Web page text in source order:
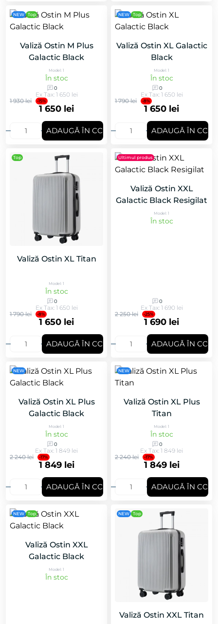
NEW Top
Valiză Ostin M Plus
Galactic Black
Model: 1
În stoc
0
Ex Tax: 1 650 lei
1 930 lei
-15%
1 650 lei
ADAUGǍ ÎN COȘ
NEW Top
Valiză Ostin XL Galactic
Black
Model: 1
În stoc
0
Ex Tax: 1 650 lei
1 790 lei
-8%
1 650 lei
ADAUGǍ ÎN COȘ
Top
Valiză Ostin XL Titan
Model: 1
În stoc
0
Ex Tax: 1 650 lei
1 790 lei
-8%
1 650 lei
ADAUGǍ ÎN COȘ
Ultimul produs
Valiză Ostin XXL
Galactic Black Resigilat
Model: 1
În stoc
0
Ex Tax: 1 690 lei
2 250 lei
-25%
1 690 lei
ADAUGǍ ÎN COȘ
NEW
Valiză Ostin XL Plus
Galactic Black
Model: 1
În stoc
0
Ex Tax: 1 849 lei
2 240 lei
-17%
1 849 lei
ADAUGǍ ÎN COȘ
NEW
Valiză Ostin XL Plus
Titan
Model: 1
În stoc
0
Ex Tax: 1 849 lei
2 240 lei
-17%
1 849 lei
ADAUGǍ ÎN COȘ
NEW Top
Valiză Ostin XXL
Galactic Black
Model: 1
În stoc
NEW Top
Valiză Ostin XXL Titan